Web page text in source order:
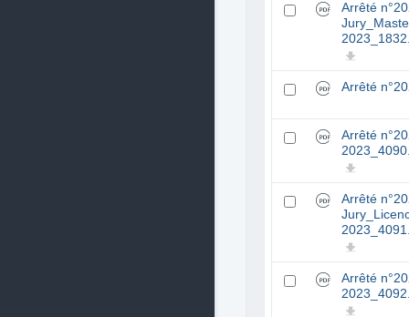
Arrêté
Arrêté
Arrêté
Arrêté
Arrêté